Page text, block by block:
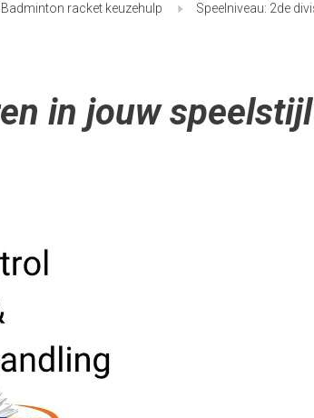
Badminton racket keuzehulp Speelniveau: 2de
in jouw